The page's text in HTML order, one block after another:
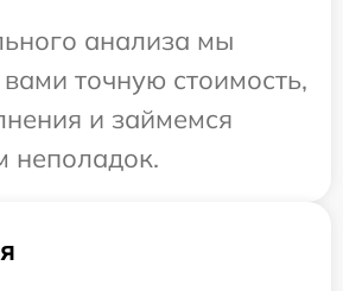
анализа мы
точную стоимость,
и займемся
неполадок.